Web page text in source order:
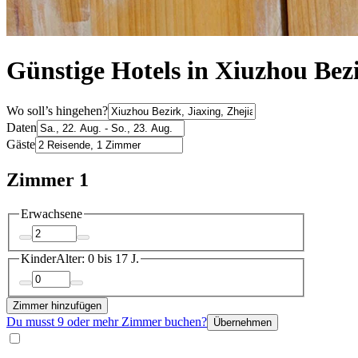
Günstige Hotels in Xiuzhou
Wo soll’s hingehen?
Daten
Gäste
Zimmer 1
Erwachsene
KinderAlter: 0 bis 17 J.
Zimmer hinzufügen
Du musst 9 oder mehr Zimmer buchen? Übernehmen